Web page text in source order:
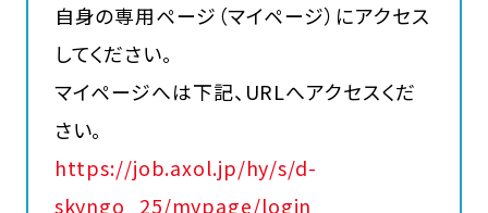
自身の専用ページ（マイページ）にアクセス
してください。
マイページへは下記、URLへアクセスくだ
さい。
https://job.axol.jp/hy/s/d-
skyngo_25/mypage/login